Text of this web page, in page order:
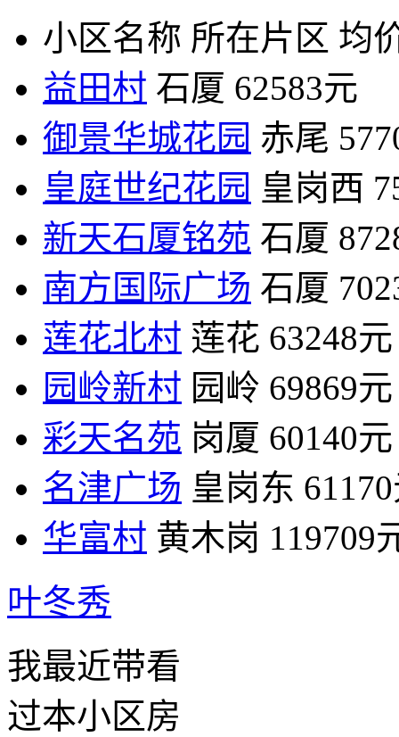
小区名称 所在片区 均
益田村 石厦 62583元
御景华城花园 赤尾
皇庭世纪花园 皇岗西
新天石厦铭苑 石厦
南方国际广场 石厦
莲花北村 莲花 63248元
园岭新村 园岭 69869元
彩天名苑 岗厦 60140元
名津广场 皇岗东
华富村 黄木岗 119709
叶冬秀
我最近带看
过本小区房